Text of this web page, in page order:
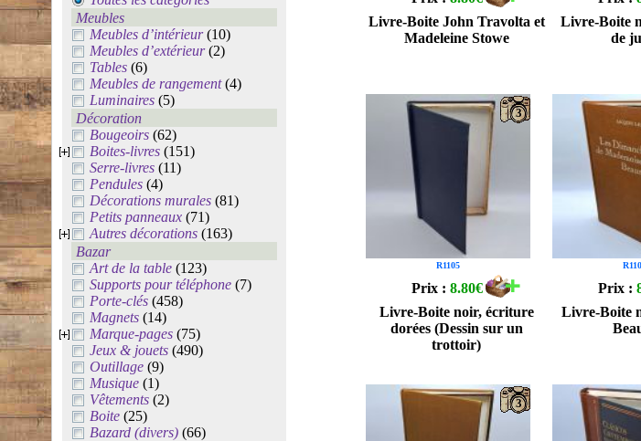
Meubles
Meubles d’intérieur(10)
Meubles d’extérieur(2)
Tables (6)
Meubles de rangement(4)
Luminaires (5)
Décoration
Bougeoirs (62)
Boites-livres (151)
Serre-livres (11)
Pendules (4)
Décorations murales (81)
Petits panneaux (71)
Autres décorations (163)
Bazar
Art de la table (123)
Supports pour téléphone (7)
Porte-clés (458)
Magnets (14)
Marque-pages (75)
Jeux & jouets (490)
Outillage (9)
Musique (1)
Vêtements (2)
Boite (25)
Bazard (divers) (66)
Livre-Boite John Travolta et
Madeleine Stowe
Livre-Boite
de
R1105
3
Prix :8.80€
Livre-Boite noir, écriture
dorées (Dessin sur un
trottoir)
Prix :
Livre-Boite
3